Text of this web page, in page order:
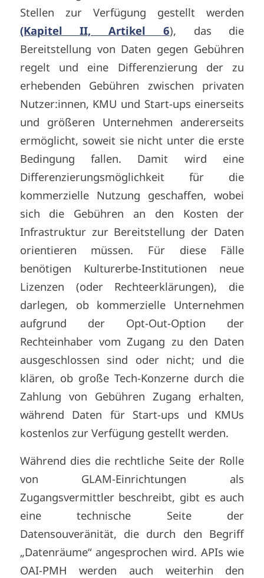
Stellen zur Verfügung gestellt werden
(Kapitel II, Artikel 6), das die
Bereitstellung von Daten gegen Gebühren
regelt und eine Differenzierung der zu
erhebenden Gebühren zwischen privaten
Nutzer:innen, KMU und Start-ups einerseits
und größeren Unternehmen andererseits
ermöglicht, soweit sie nicht unter die erste
Bedingung fallen. Damit wird eine
Differenzierungsmöglichkeit für die
kommerzielle Nutzung geschaffen, wobei
sich die Gebühren an den Kosten der
Infrastruktur zur Bereitstellung der Daten
orientieren müssen. Für diese Fälle
benötigen Kulturerbe-Institutionen neue
Lizenzen (oder Rechteerklärungen), die
darlegen, ob kommerzielle Unternehmen
aufgrund der Opt-Out-Option der
Rechteinhaber vom Zugang zu den Daten
ausgeschlossen sind oder nicht; und die
klären, ob große Tech-Konzerne durch die
Zahlung von Gebühren Zugang erhalten,
während Daten für Start-ups und KMUs
kostenlos zur Verfügung gestellt werden.
Während dies die rechtliche Seite der Rolle
von GLAM-Einrichtungen als
Zugangsvermittler beschreibt, gibt es auch
eine technische Seite der
Datensouveränität, die durch den Begriff
„Datenräume“ angesprochen wird. APIs wie
OAI-PMH werden auch weiterhin den